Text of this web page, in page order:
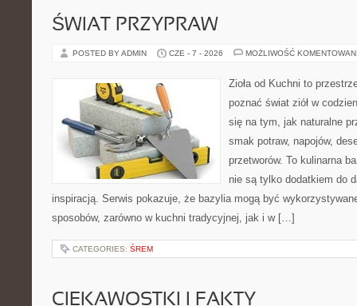
ŚWIAT PRZYPRAW
POSTED BY ADMIN CZE - 7 - 2026 MOŻLIWOŚĆ
Zioła od Kuchni to
poznać świat ziół w
się na tym, jak naturalne
smak potraw, napojów,
przetworów. To kulinarna
nie są tylko dodatkiem do
inspiracją. Serwis pokazuje, że bazylia mogą być
sposobów, zarówno w kuchni tradycyjnej, jak i w […]
CATEGORIES: ŚREM
CIEKAWOSTKI I FAKTY